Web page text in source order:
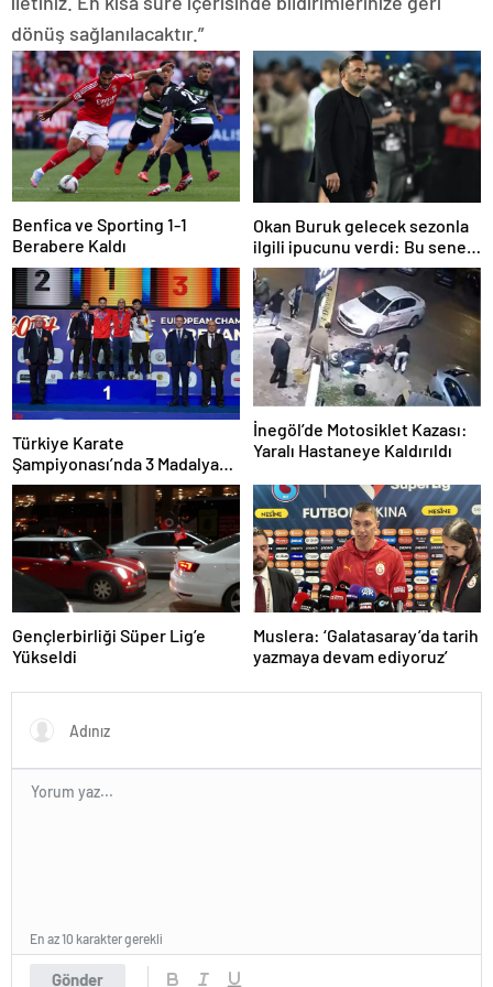
dönüş sağlanılacaktır.”
Benfica ve Sporting 1-1
Berabere Kaldı
Okan Buruk gelecek sezonla
ilgili ipucunu verdi: Bu sene
3, seneye de 4
Türkiye Karate
Şampiyonası’nda 3 Madalya
Kazandı
İnegöl’de Motosiklet Kazası:
Yaralı Hastaneye Kaldırıldı
Gençlerbirliği Süper Lig’e
Yükseldi
Muslera: ‘Galatasaray’da tarih
yazmaya devam ediyoruz’
Gönder
En az 10 karakter gerekli